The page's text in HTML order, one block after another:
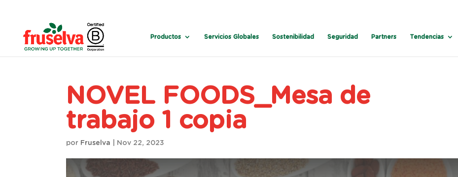
Productos Servicios Globales Sostenibilidad Seguridad Partners Tendencias
NOVEL FOODS_Mesa de
trabajo 1 copia
por Fruselva Nov 22, 2023